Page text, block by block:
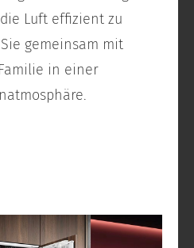
Luft effizient zu
gemeinsam mit
in einer